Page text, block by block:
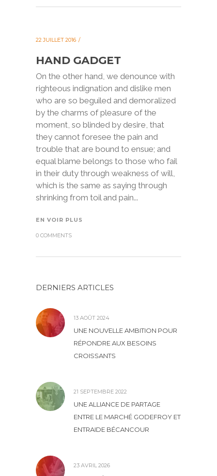
22 JUILLET 2016
HAND GADGET
On the other hand, we denounce with
righteous indignation and dislike men
who are so beguiled and demoralized
by the charms of pleasure of the
moment, so blinded by desire, that
they cannot foresee the pain and
trouble that are bound to ensue; and
equal blame belongs to those who fail
in their duty through weakness of will,
which is the same as saying through
shrinking from toil and pain...
EN VOIR PLUS
0 COMMENTS
DERNIERS ARTICLES
13 AOÛT 2024
UNE NOUVELLE AMBITION POUR
RÉPONDRE AUX BESOINS
CROISSANTS
21 SEPTEMBRE 2022
UNE ALLIANCE DE PARTAGE
ENTRE LE MARCHÉ GODEFROY ET
ENTRAIDE BÉCANCOUR
23 AVRIL 2026